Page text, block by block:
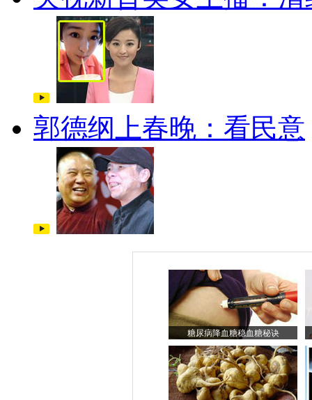
郭德纲上春晚：看民意
糖尿病降血糖稳血糖秘诀